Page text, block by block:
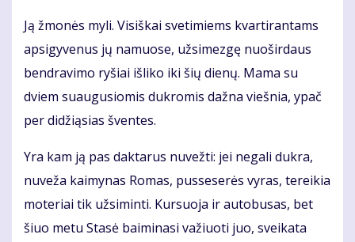
Ją žmo­nės my­li. Vi­siš­kai sve­ti­miems kvar­ti­ran­tams
ap­si­gy­ve­nus jų na­muo­se, už­si­mez­gę nuo­šir­daus
ben­dra­vi­mo ry­šiai iš­li­ko iki šių die­nų. Ma­ma su
dviem su­au­gu­sio­mis duk­ro­mis daž­na vieš­nia, ypač
per di­dži­ą­sias šven­tes.
Yra kam ją pas dak­ta­rus nu­vež­ti: jei ne­ga­li duk­ra,
nu­ve­ža kai­my­nas Ro­mas, pus­se­se­rės vy­ras, te­rei­kia
mo­te­riai tik už­si­min­ti. Kur­suo­ja ir au­to­bu­sas, bet
šiuo me­tu Sta­sė bai­mi­na­si va­žiuo­ti juo, svei­ka­ta